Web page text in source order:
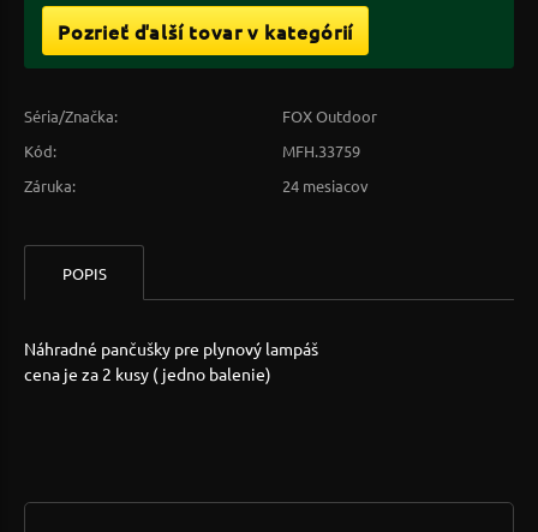
Pozrieť ďalší tovar v kategórií
Séria/Značka:
FOX Outdoor
Kód:
MFH.33759
Záruka:
24 mesiacov
POPIS
Náhradné pančušky pre plynový lampáš
cena je za 2 kusy ( jedno balenie)